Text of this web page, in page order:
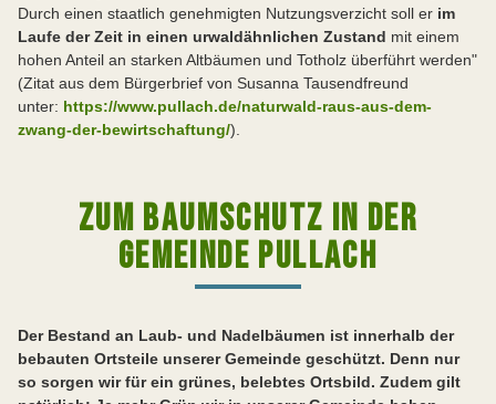
Durch einen staatlich genehmigten Nutzungsverzicht soll er im
Laufe der Zeit in einen urwaldähnlichen Zustand mit einem
hohen Anteil an starken Altbäumen und Totholz überführt werden"
(Zitat aus dem Bürgerbrief von Susanna Tausendfreund
unter: https://www.pullach.de/naturwald-raus-aus-dem-
zwang-der-bewirtschaftung/).
ZUM BAUMSCHUTZ IN DER
GEMEINDE PULLACH
Der Bestand an Laub- und Nadelbäumen ist innerhalb der
bebauten Ortsteile unserer Gemeinde geschützt. Denn nur
so sorgen wir für ein grünes, belebtes Ortsbild. Zudem gilt